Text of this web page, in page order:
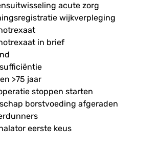
acute zorg
wijkverpleging
in brief
>75 jaar
stoppen starten
borstvoeding afgeraden
eerste keus